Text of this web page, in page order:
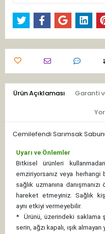
Ürün Açıklaması Garanti
Cemilefendi Sarımsak
Uyarı ve Önlemler
Bitkisel ürünleri
emziriyorsanız veya herhangi
sağlık uzmanına
hareket etmeyiniz. Sağlık
aynı etkiyi vermeyebilir.
*
Ürünü, üzerindeki saklama
serin, ağzı kapalı, ışık